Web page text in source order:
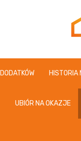
HISTORIA
UBIÓR NA OKAZJE